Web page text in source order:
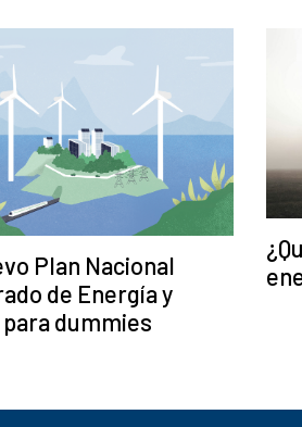
Plan Nacional
de Energía y
dummies